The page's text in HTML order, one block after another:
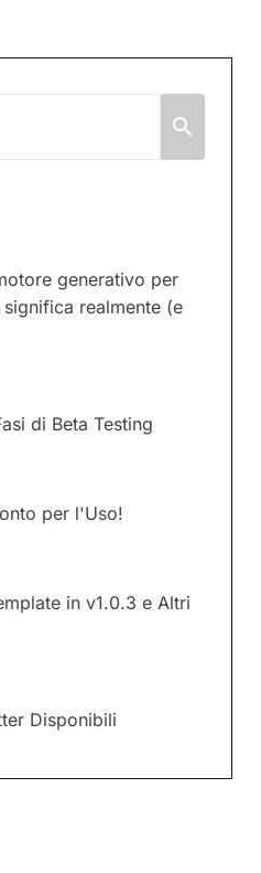
generativo per
realmente (e
di Beta Testing
per l'Uso!
in v1.0.3 e Altri
Disponibili